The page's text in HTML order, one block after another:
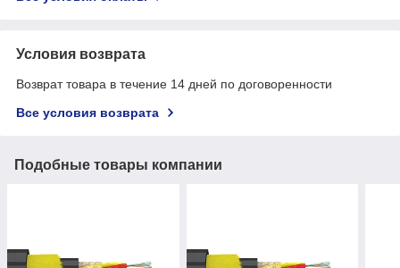
Условия возврата
Возврат товара в течение 14 дней по договоренности
Все условия возврата
Подобные товары компании